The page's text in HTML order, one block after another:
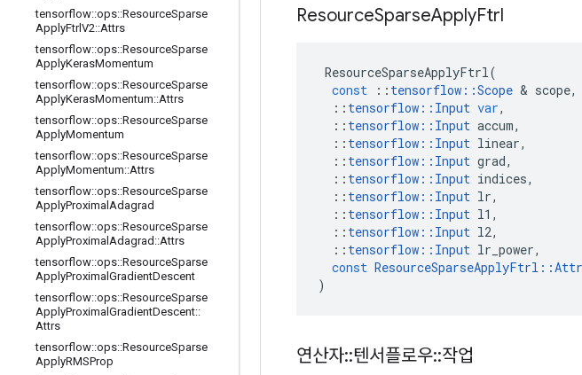
tensorflow::ops::ResourceSparse
ApplyFtrlV2::Attrs
tensorflow::ops::ResourceSparse
ApplyKerasMomentum
tensorflow::ops::ResourceSparse
ApplyKerasMomentum::Attrs
tensorflow::ops::ResourceSparse
ApplyMomentum
tensorflow::ops::ResourceSparse
ApplyMomentum::Attrs
tensorflow::ops::ResourceSparse
ApplyProximal Adagrad
tensorflow::ops::ResourceSparse
ApplyProximal Adagrad ::Attrs
tensorflow::ops::ResourceSparse
ApplyProximal GradientDescent
tensorflow::ops::ResourceSparse
ApplyProximal GradientDescent::
Attrs
tensorflow::ops::ResourceSparse
ApplyRMSProp
ResourceSparseApplyFtrl
ResourceSparseApplyFtrl(
const
:: tensorflow ::Scope & scope,
:: tensorflow :: Input var,
:: tensorflow :: Input accum,
:: tensorflow :: Input linear,
:: tensorflow :: Input grad,
:: tensorflow :: Input indices,
:: tensorflow :: Input lr,
:: tensorflow :: Input l1 ,
:: tensorflow :: Input l2,
:: tensorflow :: Input lr_power,
const ResourceSparseApplyFtrl ::
)
연산자::텐서플로우::작업